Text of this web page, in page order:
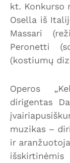
kt. Konkurso
Osella iš
Massari
Peronetti
(kostiumų
Operos
dirigentas
muzikas –
ir